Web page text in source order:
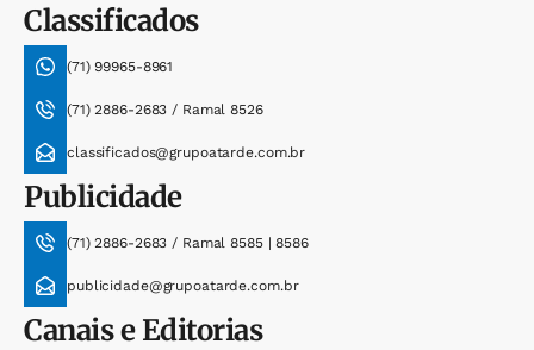
Classificados
(71) 99965-8961
(71) 2886-2683 / Ramal 8526
classificados@grupoatarde.com.br
Publicidade
(71) 2886-2683 / Ramal 8585 | 8586
publicidade@grupoatarde.com.br
Canais e Editorias